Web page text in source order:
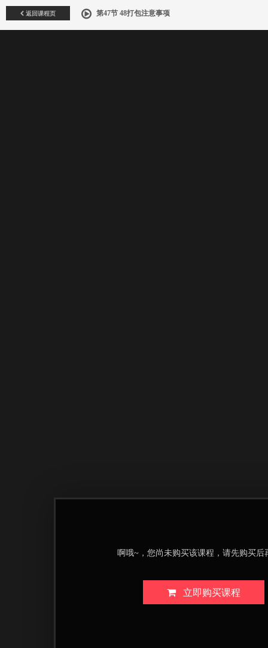
返回课程页 第47节 48打包注意事项
啊哦~，您尚未购买该课程，请先购买后
立即购买课程